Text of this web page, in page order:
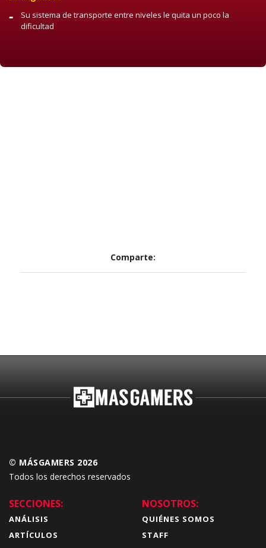
Su sistema de transporte entre niveles le quita un poco la
dificultad
Comparte:
© MÁSGAMERS 2026
Todos los derechos reservados
SECCIONES:
ANÁLISIS
ARTÍCULOS
NOSOTROS:
QUIÉNES SOMOS
STAFF